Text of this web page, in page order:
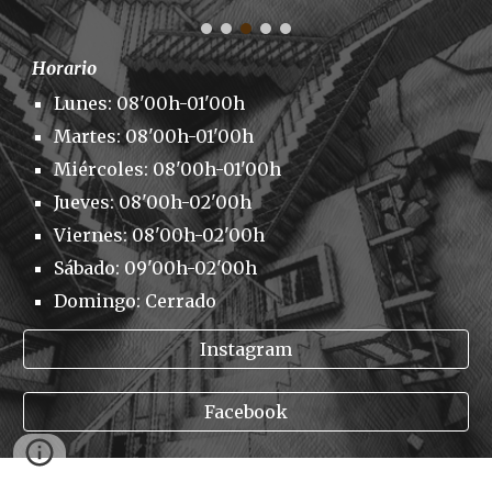
Horario
Lunes: 08'00h-01'00h
Martes: 08'00h-01'00h
Miércoles: 08'00h-01'00h
Jueves: 08'00h-02'00h
Viernes: 08'00h-02'00h
Sábado: 09'00h-02'00h
Domingo: Cerrado
Instagram
Facebook